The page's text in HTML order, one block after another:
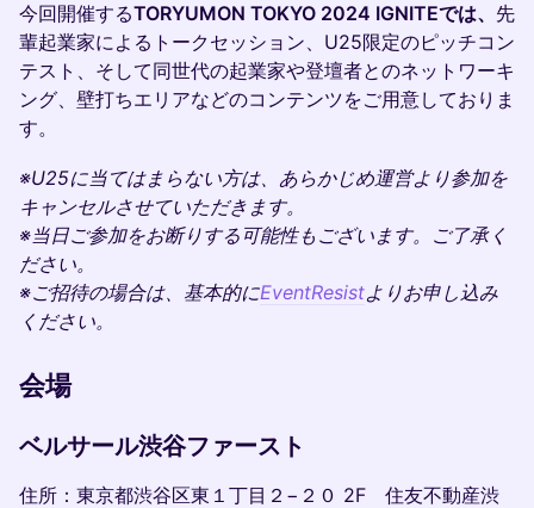
今回開催するTORYUMON TOKYO 2024 IGNITEでは、 先
輩起業家によるトークセッション、U25限定のピッチコン
テスト、そして同世代の起業家や登壇者とのネットワーキ
ング、壁打ちエリアなどのコンテンツをご用意しておりま
す。
※U25に当てはまらない方は、あらかじめ運営より参加を
キャンセルさせていただきます。
※当日ご参加をお断りする可能性もございます。ご了承く
ださい。
※ご招待の場合は、基本的にEventResistよりお申し込み
ください。
会場
ベルサール渋谷ファースト
住所：東京都渋谷区東１丁目２−２０ 2F 住友不動産渋